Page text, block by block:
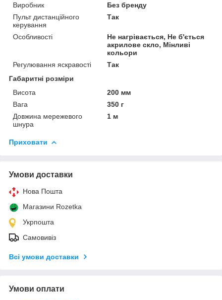
Виробник
Без бренду
Пульт дистанційного
керування
Так
Особливості
Не нагрівається, Не б'ється
акрилове скло, Мінливі
кольори
Регулювання яскравості
Так
Габаритні розміри
Висота
200 мм
Вага
350 г
Довжина мережевого
шнура
1 м
Приховати
Умови доставки
Нова Пошта
Магазини Rozetka
Укрпошта
Самовивіз
Всі умови доставки
Умови оплати